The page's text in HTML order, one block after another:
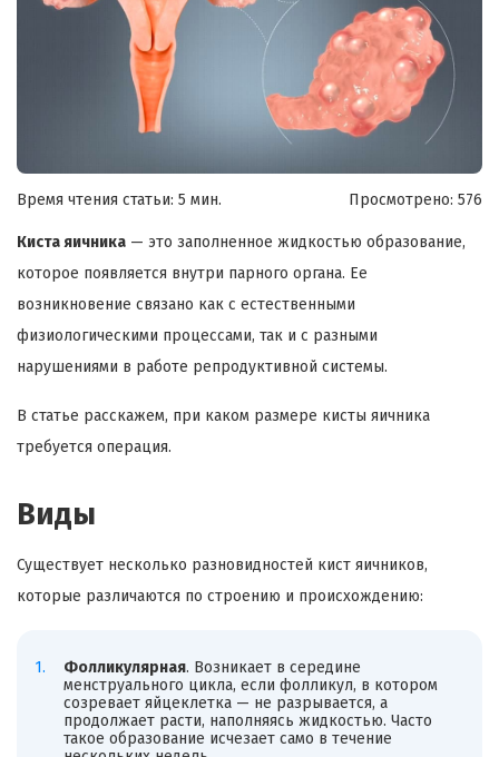
Время чтения статьи: 5 мин. Просмотрено: 576
Киста яичника — это заполненное жидкостью образование,
которое появляется внутри парного органа. Ее
возникновение связано как с естественными
физиологическими процессами, так и с разными
нарушениями в работе репродуктивной системы.
В статье расскажем, при каком размере кисты яичника
требуется операция.
Виды
Существует несколько разновидностей кист яичников,
которые различаются по строению и происхождению:
Фолликулярная. Возникает в середине
менструального цикла, если фолликул, в котором
созревает яйцеклетка — не разрывается, а
продолжает расти, наполняясь жидкостью. Часто
такое образование исчезает само в течение
Я согласен на обработку моих персональных данных